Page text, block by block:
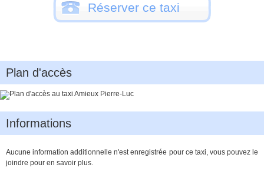
Réserver ce taxi
Plan d'accès
Informations
Aucune information additionnelle n'est enregistrée pour ce taxi, vous pouvez le
joindre pour en savoir plus.